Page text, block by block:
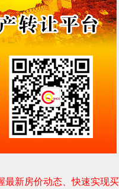
最新房价动态、快速实现买